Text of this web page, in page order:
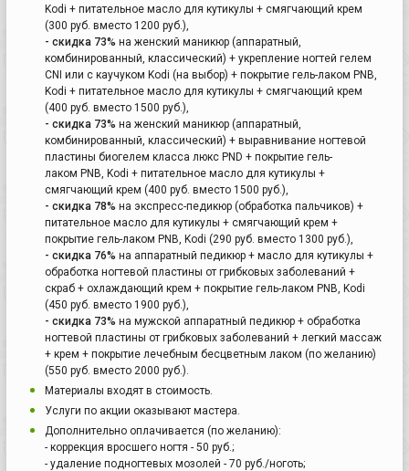
Kodi + питательное масло для кутикулы + смягчающий крем
(300 руб. вместо 1200 руб.),
- скидка 73% на женский маникюр (аппаратный,
комбинированный, классический) + укрепление ногтей гелем
CNI или с каучуком Kodi (на выбор) + покрытие гель-лаком PNB,
Kodi + питательное масло для кутикулы + смягчающий крем
(400 руб. вместо 1500 руб.),
- скидка 73% на женский маникюр (аппаратный,
комбинированный, классический) + выравнивание ногтевой
пластины биогелем класса люкс PND + покрытие гель-
лаком PNB, Kodi + питательное масло для кутикулы +
смягчающий крем (400 руб. вместо 1500 руб.),
- скидка 78% на экспресс-педикюр (обработка пальчиков) +
питательное масло для кутикулы + смягчающий крем +
покрытие гель-лаком PNB, Kodi (290 руб. вместо 1300 руб.),
- скидка 76% на аппаратный педикюр + масло для кутикулы +
обработка ногтевой пластины от грибковых заболеваний +
скраб + охлаждающий крем + покрытие гель-лаком PNB, Kodi
(450 руб. вместо 1900 руб.),
- скидка 73% на мужской аппаратный педикюр + обработка
ногтевой пластины от грибковых заболеваний + легкий массаж
+ крем + покрытие лечебным бесцветным лаком (по желанию)
(550 руб. вместо 2000 руб.).
Материалы входят в стоимость.
Услуги по акции оказывают мастера.
Дополнительно оплачивается (по желанию):
- коррекция вросшего ногтя - 50 руб.;
- удаление подногтевых мозолей - 70 руб./ноготь;